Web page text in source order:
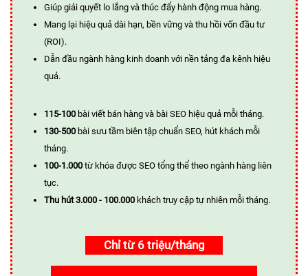
Giúp giải quyết lo lắng và thúc đẩy hành động mua hàng.
Mang lại hiệu quả dài hạn, bền vững và thu hồi vốn đầu tư
(ROI).
Dẫn đầu ngành hàng kinh doanh với nền tảng đa kênh hiệu
quả.
115-100 bài viết bán hàng và bài SEO hiệu quả mỗi tháng.
130-500 bài sưu tầm biên tập chuẩn SEO, hút khách mỗi
tháng.
100-1.000 từ khóa được SEO tổng thể theo ngành hàng liên
tục.
Thu hút 3.000 - 100.000 khách truy cập tự nhiên mỗi tháng.
Chỉ từ 6 triệu/tháng